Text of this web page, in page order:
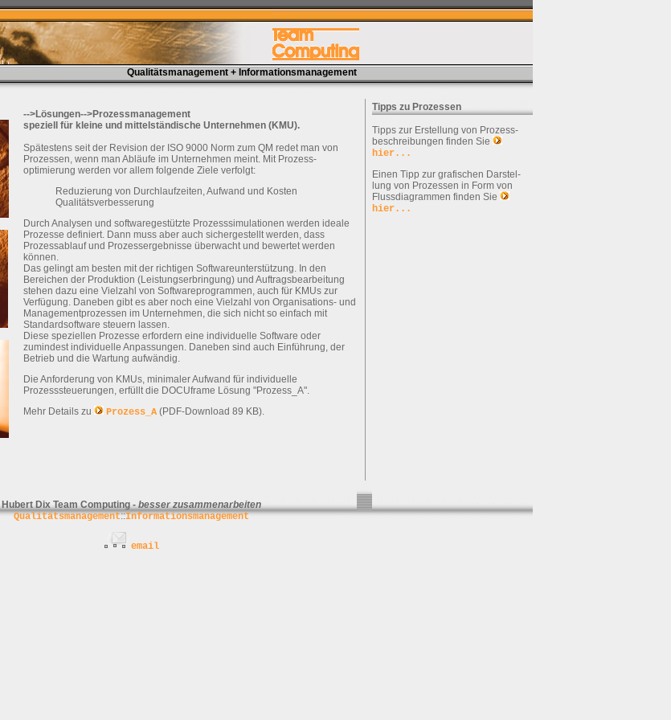
Qualitätsmanagement + Informationsmanagement
-->Lösungen-->Prozessmanagement
speziell für kleine und mittelständische Unternehmen (KMU).
Spätestens seit der Revision der ISO 9000 Norm zum QM redet man von
Prozessen, wenn man Abläufe im Unternehmen meint. Mit Prozess-
optimierung werden vor allem folgende Ziele verfolgt:
Reduzierung von Durchlaufzeiten, Aufwand und Kosten
Qualitätsverbesserung
Durch Analysen und softwaregestützte Prozesssimulationen werden ideale
Prozesse definiert. Dann muss aber auch sichergestellt werden, dass
Prozessablauf und Prozessergebnisse überwacht und bewertet werden
können.
Das gelingt am besten mit der richtigen Softwareunterstützung. In den
Bereichen der Produktion (Leistungserbringung) und Auftragsbearbeitung
stehen dazu eine Vielzahl von Softwareprogrammen, auch für KMUs zur
Verfügung. Daneben gibt es aber noch eine Vielzahl von Organisations- und
Managementprozessen im Unternehmen, die sich nicht so einfach mit
Standardsoftware steuern lassen.
Diese speziellen Prozesse erfordern eine individuelle Software oder
zumindest individuelle Anpassungen. Daneben sind auch Einführung, der
Betrieb und die Wartung aufwändig.
Die Anforderung von KMUs, minimaler Aufwand für individuelle
Prozesssteuerungen, erfüllt die DOCUframe Lösung "Prozess_A".
Mehr Details zu
Prozess_A (PDF-Download 89 KB).
Tipps zu Prozessen
Tipps zur Erstellung von Prozess-
beschreibungen finden Sie
hier...
Einen Tipp zur grafischen Darstel-
lung von Prozessen in Form von
Flussdiagrammen finden Sie
hier...
Hubert Dix Team Computing -besser zusammenarbeiten
Qualitätsmanagement::Informationsmanagement
email